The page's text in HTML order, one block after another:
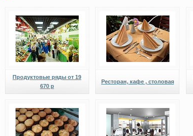
Продуктовые ряды от 19
670 р
Ресторан, кафе , столовая